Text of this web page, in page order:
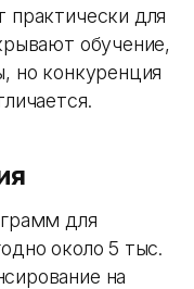
практически для
обучение,
но конкуренция
для
около 5 тыс.
на